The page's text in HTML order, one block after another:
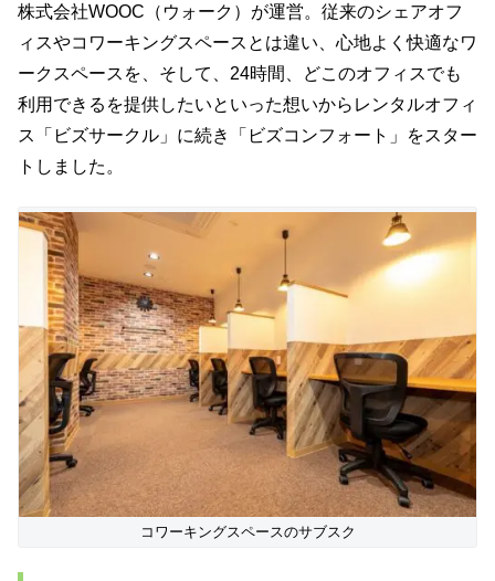
株式会社WOOC（ウォーク）が運営。従来のシェアオフ
ィスやコワーキングスペースとは違い、心地よく快適なワ
ークスペースを、そして、24時間、どこのオフィスでも
利用できるを提供したいといった想いからレンタルオフィ
ス「ビズサークル」に続き「ビズコンフォート」をスター
トしました。
コワーキングスペースのサブスク